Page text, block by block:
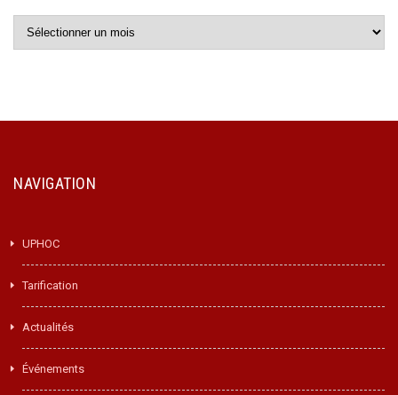
NAVIGATION
UPHOC
Tarification
Actualités
Événements